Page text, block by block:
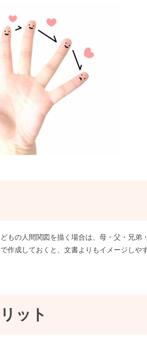
もの人間関図を描く場合は、母・父・兄弟
作成しておくと、文書よりもイメージしや
ット